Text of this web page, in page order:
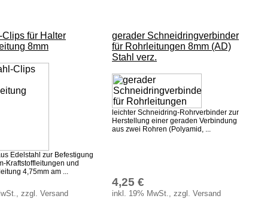
Clips für Halter
8mm
Edelstahl zur Befestigung
Kraftstoffleitungen und
4,75mm am ...
zzgl. Versand
gerader Schneidringverbinder
für Rohrleitungen 8mm (AD)
Stahl verz.
leichter Schneidring-Rohrverbinder zur
Herstellung einer geraden Verbindung
aus zwei Rohren (Polyamid, ...
4,25 €
inkl. 19% MwSt., zzgl. Versand